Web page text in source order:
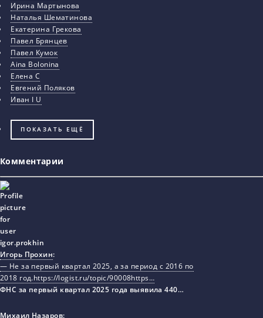
Ирина Мартынова
Наталья Шематинова
Екатерина Грекова
Павел Брянцев
Павел Кумок
Aina Bolonina
Елена С
Евгений Поляков
Иван I U
ПОКАЗАТЬ ЕЩЁ
Комментарии
Игорь Прохин:
— Не за первый квартал 2025, а за период с 2016 по
2018 год.https://logist.ru/topic/90008https…
ФНС за первый квартал 2025 года выявила 440…
Михаил Назаров: